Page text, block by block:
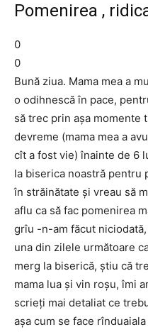
Pomenirea ,
0
0
Bună ziua. Mama mea a
o odihnescă în pace,
să trec prin așa momente
devreme (mama mea a
cît a fost vie) înainte de 6
la biserica noastră pentru
în străinătate și vreau să
aflu ca să fac pomenirea
grîu -n-am făcut
una din zilele următoare
merg la biserică, știu că
mama lua și vin roșu, îmi
scrieți mai detaliat ce
așa cum se face